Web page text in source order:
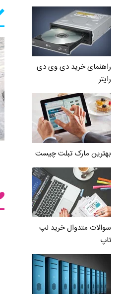
راهنمای خرید دی وی دی
رایتر
بهترین مارک تبلت چیست
سوالات متدوال خرید لپ
تاپ